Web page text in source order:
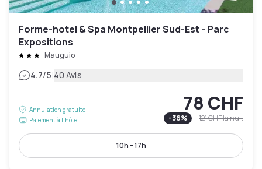
Forme-hotel & Spa Montpellier Sud-Est - Parc
Expositions
Mauguio
4.7/5|40 Avis
Annulation gratuite
Paiement à l'hôtel
78 CHF
-36% 121 CHFla nuit
10h - 17h